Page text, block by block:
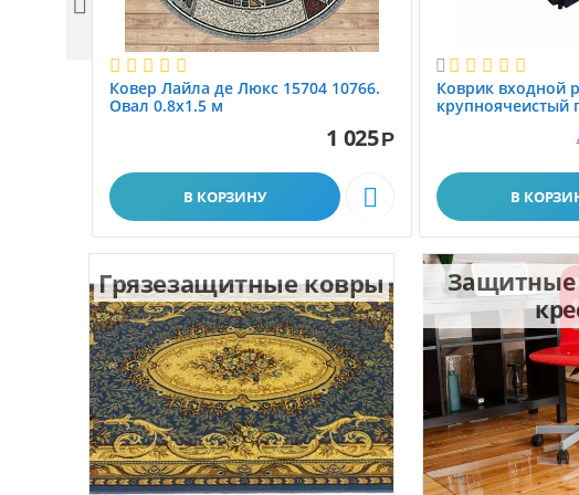
Ковер Лайла де Люкс 15704 10766.
Овал 0.8x1.5 м
1 025Р
В КОРЗИНУ 

Коврик вxодной
крупноячеистый
В
Грязезащитные ковры
Защитные